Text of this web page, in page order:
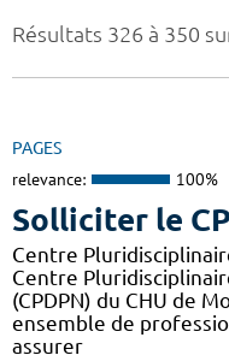
Résultats 326 à 350
PAGES
relevance: 100%
Solliciter le
Centre
Centre
(CPDPN) du CHU de
ensemble de
assurer